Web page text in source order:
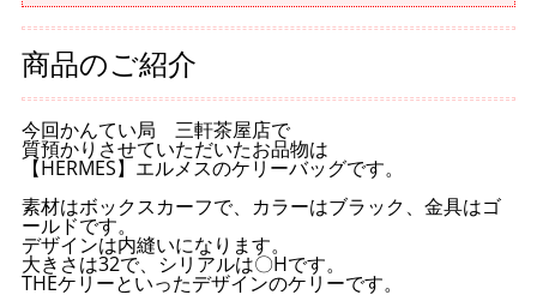
商品のご紹介
今回かんてい局 三軒茶屋店で
質預かりさせていただいたお品物は
【HERMES】エルメスのケリーバッグです。
素材はボックスカーフで、カラーはブラック、金具はゴ
ールドです。
デザインは内縫いになります。
大きさは32で、シリアルは〇Hです。
THEケリーといったデザインのケリーです。